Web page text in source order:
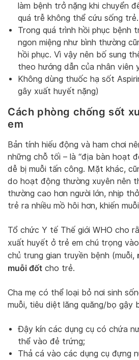
làm bệnh trở nặng khi chuyển
quá trễ không thể cứu sống trẻ.
Trong quá trình hồi phục bệnh
ngon miệng như bình thường
hồi phục. Vì vậy nên bố sung
theo hướng dẫn của nhân viên
Không dùng thuốc hạ sốt
gây xuất huyết nặng)
Cách phòng chống sốt
em
Bản tính hiếu động và ham chơi
những chỗ tối – là “địa bàn hoạt
dễ bị muỗi tấn công. Mặt khác,
do hoạt động thường xuyên nên
thường cao hơn người lớn, nhịp
trẻ ra nhiều mồ hôi hơn, khiến
Tổ chức Y tế Thế giới WHO cho
xuất huyết ở trẻ em chú trọng
chủ trung gian truyền bệnh (muỗi,
muỗi đốt cho trẻ.
Cha mẹ có thể loại bỏ nơi sinh
muỗi, tiêu diệt lăng quăng/bọ gậy
Đậy kín các dụng cụ có chứa
thể vào đẻ trứng;
Thả cá vào các dụng cụ đựng